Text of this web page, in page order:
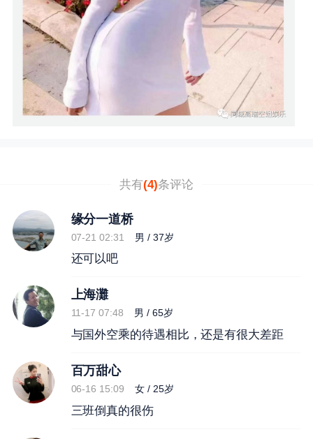
共有(4)条评论
缘分一道桥
07-21 02:31 男 / 37岁
还可以吧
上海灘
11-17 07:48 男 / 65岁
与国外空乘的待遇相比，还是有很大差距
百万甜心
06-16 15:09 女 / 25岁
三班倒真的很伤